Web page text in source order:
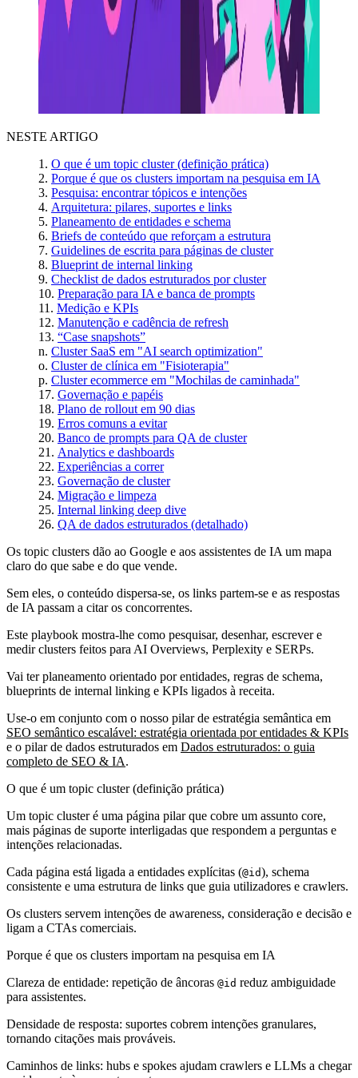
NESTE ARTIGO
O que é um topic cluster (definição prática)
Porque é que os clusters importam na pesquisa em IA
Pesquisa: encontrar tópicos e intenções
Arquitetura: pilares, suportes e links
Planeamento de entidades e schema
Briefs de conteúdo que reforçam a estrutura
Guidelines de escrita para páginas de cluster
Blueprint de internal linking
Checklist de dados estruturados por cluster
Preparação para IA e banca de prompts
Medição e KPIs
Manutenção e cadência de refresh
“Case snapshots”
Cluster SaaS em "AI search optimization"
Cluster de clínica em "Fisioterapia"
Cluster ecommerce em "Mochilas de caminhada"
Governação e papéis
Plano de rollout em 90 dias
Erros comuns a evitar
Banco de prompts para QA de cluster
Analytics e dashboards
Experiências a correr
Governação de cluster
Migração e limpeza
Internal linking deep dive
QA de dados estruturados (detalhado)
Os topic clusters dão ao Google e aos assistentes de IA um mapa
claro do que sabe e do que vende.
Sem eles, o conteúdo dispersa-se, os links partem-se e as respostas
de IA passam a citar os concorrentes.
Este playbook mostra-lhe como pesquisar, desenhar, escrever e
medir clusters feitos para AI Overviews, Perplexity e SERPs.
Vai ter planeamento orientado por entidades, regras de schema,
blueprints de internal linking e KPIs ligados à receita.
Use-o em conjunto com o nosso pilar de estratégia semântica em
SEO semântico escalável: estratégia orientada por entidades & KPIs
e o pilar de dados estruturados em Dados estruturados: o guia
completo de SEO & IA.
O que é um topic cluster (definição prática)
Um topic cluster é uma página pilar que cobre um assunto core,
mais páginas de suporte interligadas que respondem a perguntas e
intenções relacionadas.
Cada página está ligada a entidades explícitas (@id), schema
consistente e uma estrutura de links que guia utilizadores e crawlers.
Os clusters servem intenções de awareness, consideração e decisão e
ligam a CTAs comerciais.
Porque é que os clusters importam na pesquisa em IA
Clareza de entidade: repetição de âncoras @id reduz ambiguidade
para assistentes.
Densidade de resposta: suportes cobrem intenções granulares,
tornando citações mais prováveis.
Caminhos de links: hubs e spokes ajudam crawlers e LLMs a chegar